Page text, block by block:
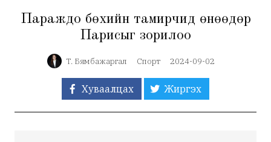
Паражүдо бөхийн тамирчид өнөөдөр
Парисыг зорилоо
Т. Бямбажаргал Спорт 2024-09-02
Хуваалцах Жиргэх